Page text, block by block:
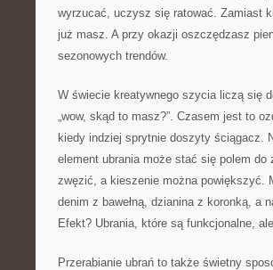
wyrzucać, uczysz się ratować. Zamiast
już masz. A przy okazji oszczędzasz
sezonowych trendów.
W świecie kreatywnego szycia liczą się
„wow, skąd to masz?”. Czasem jest to
kiedy indziej sprytnie doszyty ściągacz.
element ubrania może stać się polem
zwęzić, a kieszenie można powiększyć.
denim z bawełną, dzianina z koronką, a
Efekt? Ubrania, które są funkcjonalne,
Przerabianie ubrań to także świetny